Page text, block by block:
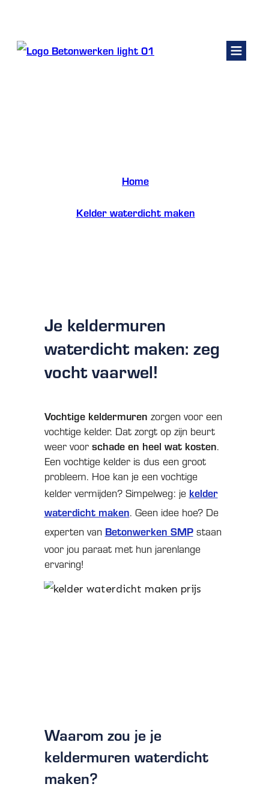
Home
Kelder waterdicht maken
Je keldermuren
waterdicht maken: zeg
vocht vaarwel!
Vochtige keldermuren zorgen voor een
vochtige kelder. Dat zorgt op zijn beurt
weer voor schade en heel wat kosten.
Een vochtige kelder is dus een groot
probleem. Hoe kan je een vochtige
kelder vermijden? Simpelweg: je kelder
waterdicht maken. Geen idee hoe? De
experten van Betonwerken SMPstaan
voor jou paraat met hun jarenlange
ervaring!
Waarom zou je je
keldermuren waterdicht
maken?